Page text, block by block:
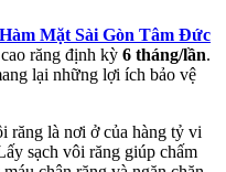
Mặt Sài Gòn Tâm Đức
răng định kỳ 6 tháng/lần.
lại những lợi ích bảo vệ
răng là nơi ở của hàng tỷ vi
sạch vôi răng giúp chấm